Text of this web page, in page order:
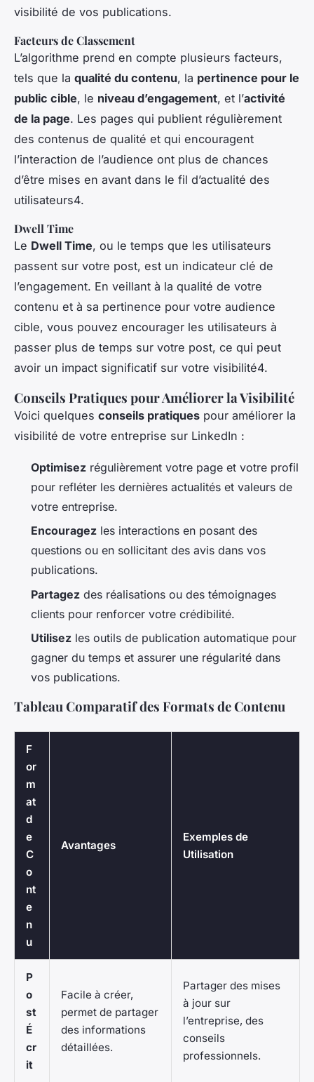
visibilité de vos publications.
Facteurs de Classement
L’algorithme prend en compte plusieurs facteurs,
tels que la qualité du contenu, la pertinence pour le
public cible, le niveau d’engagement, et l’activité
de la page. Les pages qui publient régulièrement
des contenus de qualité et qui encouragent
l’interaction de l’audience ont plus de chances
d’être mises en avant dans le fil d’actualité des
utilisateurs4.
Dwell Time
Le Dwell Time, ou le temps que les utilisateurs
passent sur votre post, est un indicateur clé de
l’engagement. En veillant à la qualité de votre
contenu et à sa pertinence pour votre audience
cible, vous pouvez encourager les utilisateurs à
passer plus de temps sur votre post, ce qui peut
avoir un impact significatif sur votre visibilité4.
Conseils Pratiques pour Améliorer la Visibilité
Voici quelques conseils pratiques pour améliorer la
visibilité de votre entreprise sur LinkedIn :
Optimisez régulièrement votre page et votre profil
pour refléter les dernières actualités et valeurs de
votre entreprise.
Encouragez les interactions en posant des
questions ou en sollicitant des avis dans vos
publications.
Partagez des réalisations ou des témoignages
clients pour renforcer votre crédibilité.
Utilisez les outils de publication automatique pour
gagner du temps et assurer une régularité dans
vos publications.
Tableau Comparatif des Formats de Contenu
F
or
m
at
d
e
C
o
nt
e
n
u
Avantages
Exemples de
Utilisation
P
o
st
É
cr
it
Facile à créer,
permet de partager
des informations
détaillées.
Partager des mises
à jour sur
l’entreprise, des
conseils
professionnels.